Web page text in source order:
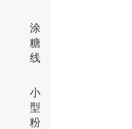
涂
糖
线
小
型
粉